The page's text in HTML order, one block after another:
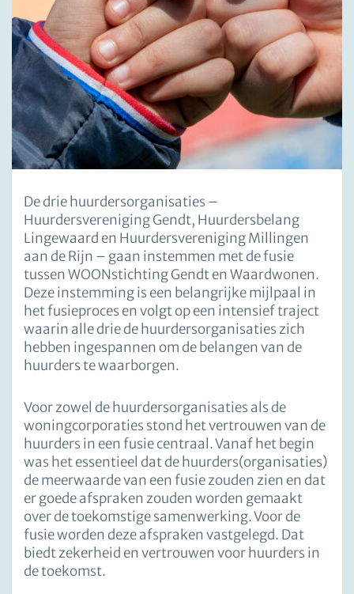
De drie huurdersorganisaties –
Huurdersvereniging Gendt, Huurdersbelang
Lingewaard en Huurdersvereniging Millingen
aan de Rijn – gaan instemmen met de fusie
tussen WOONstichting Gendt en Waardwonen.
Deze instemming is een belangrijke mijlpaal in
het fusieproces en volgt op een intensief traject
waarin alle drie de huurdersorganisaties zich
hebben ingespannen om de belangen van de
huurders te waarborgen.
Voor zowel de huurdersorganisaties als de
woningcorporaties stond het vertrouwen van de
huurders in een fusie centraal. Vanaf het begin
was het essentieel dat de huurders(organisaties)
de meerwaarde van een fusie zouden zien en dat
er goede afspraken zouden worden gemaakt
over de toekomstige samenwerking. Voor de
fusie worden deze afspraken vastgelegd. Dat
biedt zekerheid en vertrouwen voor huurders in
de toekomst.